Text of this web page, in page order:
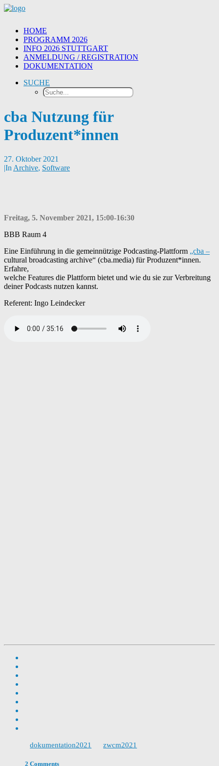
HOME
PROGRAMM 2026
INFO 2026 STUTTGART
ANMELDUNG / REGISTRATION
DOKUMENTATION
SUCHE
cba Nutzung für
Produzent*innen
27. Oktober 2021
|In Archive, Software
Freitag, 5. November 2021, 15:00-16:30
BBB Raum 4
Eine Einführung in die gemeinnützige Podcasting-Plattform „cba –
cultural broadcasting archive“ (cba.media) für Produzent*innen.
Erfahre,
welche Features die Plattform bietet und wie du sie zur Verbreitung
deiner Podcasts nutzen kannst.
Referent: Ingo Leindecker
dokumentation2021 zwcm2021
2 Comments